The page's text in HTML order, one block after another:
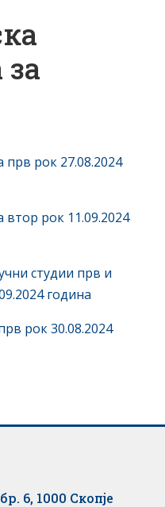
рок 27.08.2024
рок 11.09.2024
студии прв и
година
рок 30.08.2024
6, 1000 Скопје